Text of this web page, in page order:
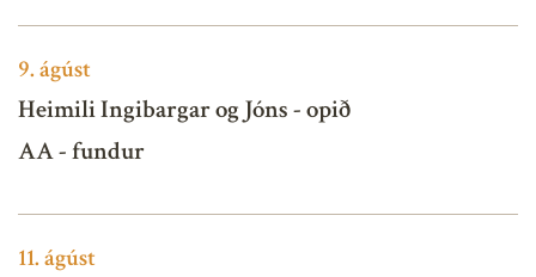
9.ágúst
Heimili Ingibargar og Jóns - opið
AA - fundur
11.ágúst